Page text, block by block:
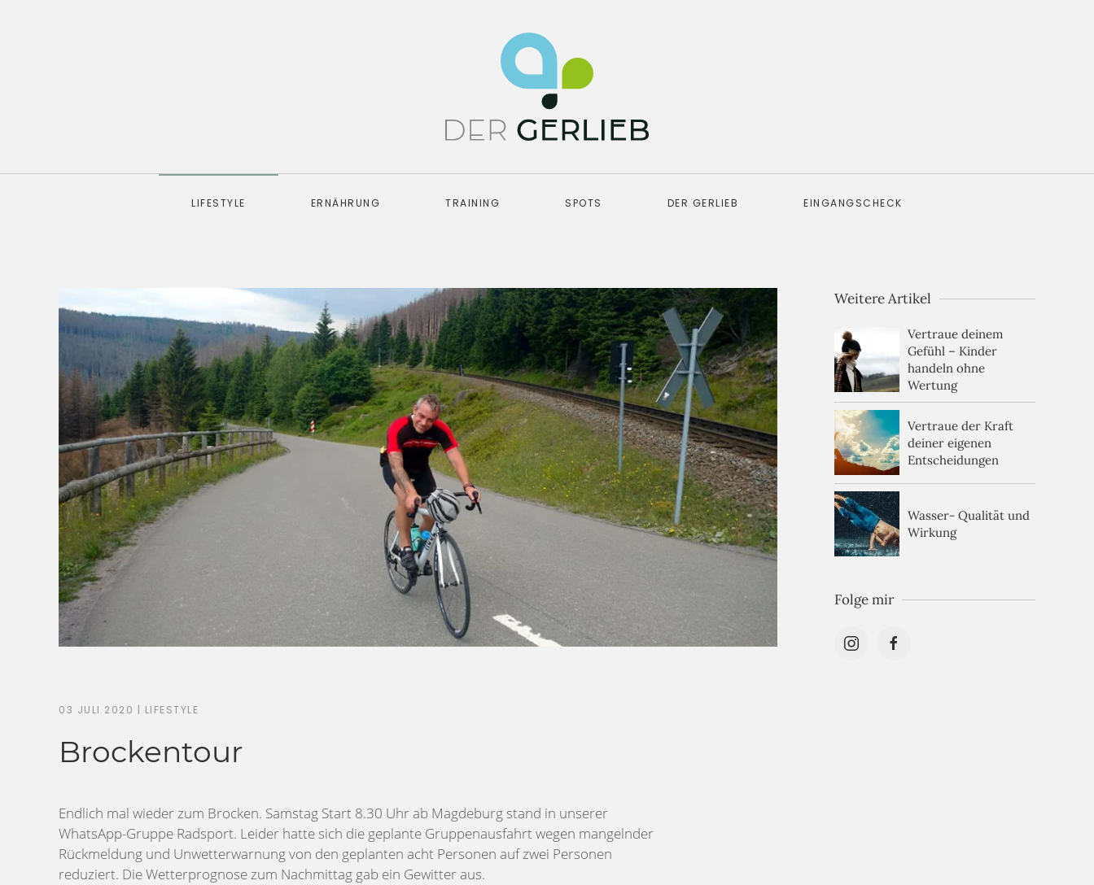
LIFESTYLE ERNÄHRUNG TRAINING SPOTS DER GERLIEB EINGANGSCHECK
03 JULI 2020 | LIFESTYLE
Brockentour
Endlich mal wieder zum Brocken. Samstag Start 8.30 Uhr ab Magdeburg stand in unserer
WhatsApp-Gruppe Radsport. Leider hatte sich die geplante Gruppenausfahrt wegen mangelnder
Rückmeldung und Unwetterwarnung von den geplanten acht Personen auf zwei Personen
reduziert. Die Wetterprognose zum Nachmittag gab ein Gewitter aus.
Weitere Artikel
Vertraue deinem
Gefühl – Kinder
handeln ohne
Wertung
Vertraue der Kraft
deiner eigenen
Entscheidungen
Wasser- Qualität und
Wirkung
Folge mir